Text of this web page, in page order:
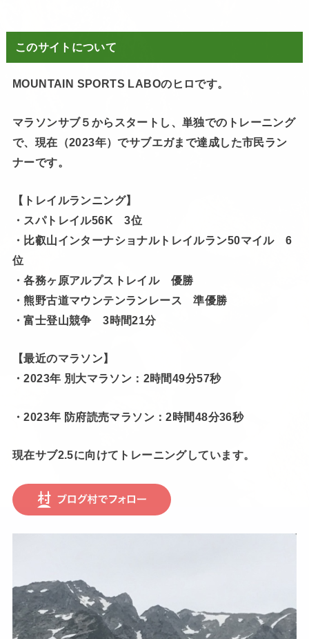
このサイトについて
MOUNTAIN SPORTS LABOのヒロです。
マラソンサブ５からスタートし、単独でのトレーニング
で、現在（2023年）でサブエガまで達成した市民ラン
ナーです。
【トレイルランニング】
・スパトレイル56K 3位
・比叡山インターナショナルトレイルラン50マイル 6
位
・各務ヶ原アルプストレイル 優勝
・熊野古道マウンテンランレース 準優勝
・富士登山競争 3時間21分
【最近のマラソン】
・2023年 別大マラソン：2時間49分57秒
・2023年 防府読売マラソン：2時間48分36秒
現在サブ2.5に向けてトレーニングしています。